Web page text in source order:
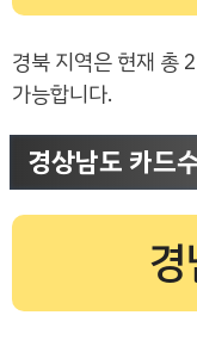
경북 지역은 현재 총
가능합니다.
경상남도 카드